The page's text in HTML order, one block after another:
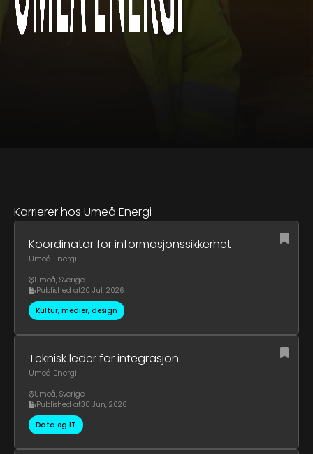
Karrierer hos Umeå Energi
Koordinator for informasjonssikkerhet
Umeå Energi
Umeå, Sverige
Published at20 Jul, 2026
Kultur, medier, design
Teknisk leder for integrasjon
Umeå Energi
Umeå, Sverige
Published at30 Jun, 2026
Data og IT